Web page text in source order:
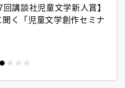
講談社児童文学新人賞】
く「児童文学創作セミナ